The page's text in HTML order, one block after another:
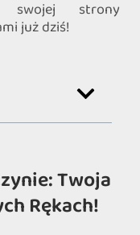
swojej strony
już dziś!
Twoja
Rękach!